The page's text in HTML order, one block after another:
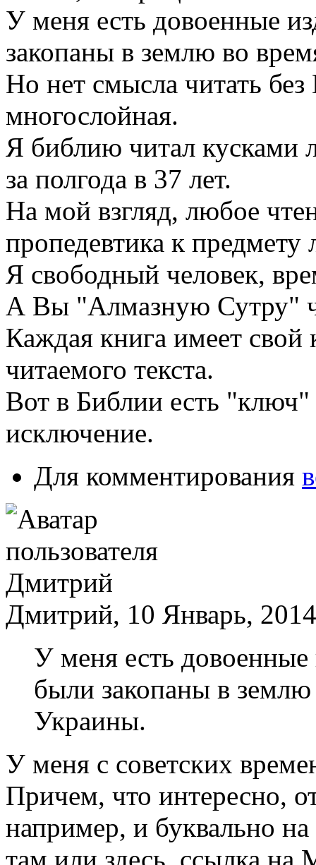
У меня есть довоенные
закопаны в землю во
Но нет смысла читать без
многослойная.
Я библию читал кусками
за полгода в 37 лет.
На мой взгляд, любое
пропедевтика к предмету
Я свободный человек,
А Вы "Алмазную Сутру"
Каждая книга имеет
читаемого текста.
Вот в Библии есть
исключение.
Для комментирования
Дмитрий, 10 Январь,
У меня есть
были закопаны в
Украины.
У меня с советских
Причем, что интересно,
например, и буквально
там или здесь, ссылка